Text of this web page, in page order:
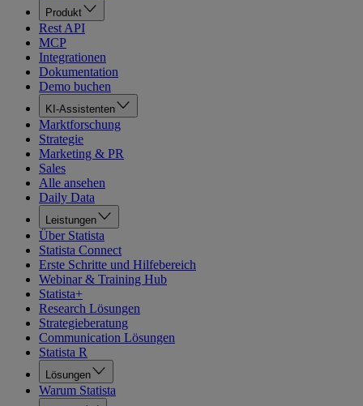
Produkt
Rest API
MCP
Integrationen
Dokumentation
Demo buchen
KI-Assistenten
Marktforschung
Strategie
Marketing & PR
Sales
Alle ansehen
Daily Data
Leistungen
Über Statista
Statista Connect
Erste Schritte und Hilfebereich
Webinar & Training Hub
Statista+
Research Lösungen
Strategieberatung
Communication Lösungen
Statista R
Lösungen
Warum Statista